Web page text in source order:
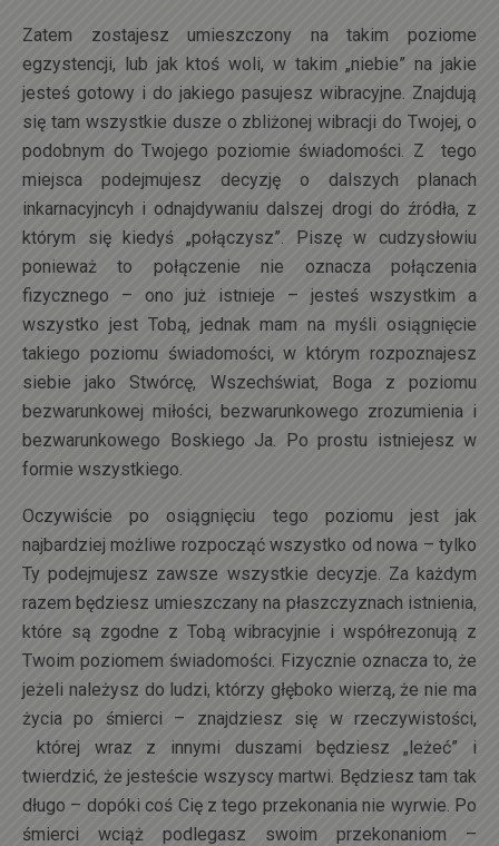
Zatem zostajesz umieszczony na takim poziome
egzystencji, lub jak ktoś woli, w takim „niebie” na jakie
jesteś gotowy i do jakiego pasujesz wibracyjne. Znajdują
się tam wszystkie dusze o zbliżonej wibracji do Twojej, o
podobnym do Twojego poziomie świadomości. Z tego
miejsca podejmujesz decyzję o dalszych planach
inkarnacyjncyh i odnajdywaniu dalszej drogi do źródła, z
którym się kiedyś „połączysz”. Piszę w cudzysłowiu
ponieważ to połączenie nie oznacza połączenia
fizycznego – ono już istnieje – jesteś wszystkim a
wszystko jest Tobą, jednak mam na myśli osiągnięcie
takiego poziomu świadomości, w którym rozpoznajesz
siebie jako Stwórcę, Wszechświat, Boga z poziomu
bezwarunkowej miłości, bezwarunkowego zrozumienia i
bezwarunkowego Boskiego Ja. Po prostu istniejesz w
formie wszystkiego.
Oczywiście po osiągnięciu tego poziomu jest jak
najbardziej możliwe rozpocząć wszystko od nowa – tylko
Ty podejmujesz zawsze wszystkie decyzje. Za każdym
razem będziesz umieszczany na płaszczyznach istnienia,
które są zgodne z Tobą wibracyjnie i współrezonują z
Twoim poziomem świadomości. Fizycznie oznacza to, że
jeżeli należysz do ludzi, którzy głęboko wierzą, że nie ma
życia po śmierci – znajdziesz się w rzeczywistości,
której wraz z innymi duszami będziesz „leżeć” i
twierdzić, że jesteście wszyscy martwi. Będziesz tam tak
długo – dopóki coś Cię z tego przekonania nie wyrwie. Po
śmierci wciąż podlegasz swoim przekonaniom –